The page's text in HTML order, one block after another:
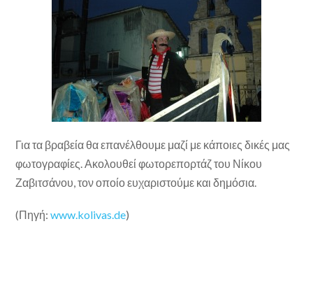
Για τα βραβεία θα επανέλθουμε μαζί με κάποιες δικές μας
φωτογραφίες. Ακολουθεί φωτορεπορτάζ του Νίκου
Ζαβιτσάνου, τον οποίο ευχαριστούμε και δημόσια.
(Πηγή:www.kolivas.de)